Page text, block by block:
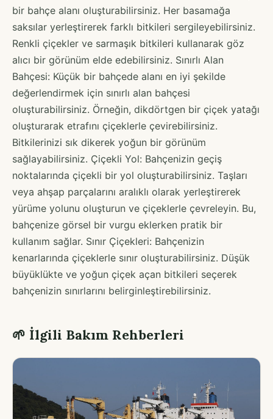
bir bahçe alanı oluşturabilirsiniz. Her basamağa
saksılar yerleştirerek farklı bitkileri sergileyebilirsiniz.
Renkli çiçekler ve sarmaşık bitkileri kullanarak göz
alıcı bir görünüm elde edebilirsiniz. Sınırlı Alan
Bahçesi: Küçük bir bahçede alanı en iyi şekilde
değerlendirmek için sınırlı alan bahçesi
oluşturabilirsiniz. Örneğin, dikdörtgen bir çiçek yatağı
oluşturarak etrafını çiçeklerle çevirebilirsiniz.
Bitkilerinizi sık dikerek yoğun bir görünüm
sağlayabilirsiniz. Çiçekli Yol: Bahçenizin geçiş
noktalarında çiçekli bir yol oluşturabilirsiniz. Taşları
veya ahşap parçalarını aralıklı olarak yerleştirerek
yürüme yolunu oluşturun ve çiçeklerle çevreleyin. Bu,
bahçenize görsel bir vurgu eklerken pratik bir
kullanım sağlar. Sınır Çiçekleri: Bahçenizin
kenarlarında çiçeklerle sınır oluşturabilirsiniz. Düşük
büyüklükte ve yoğun çiçek açan bitkileri seçerek
bahçenizin sınırlarını belirginleştirebilirsiniz.
🌱 İlgili Bakım Rehberleri